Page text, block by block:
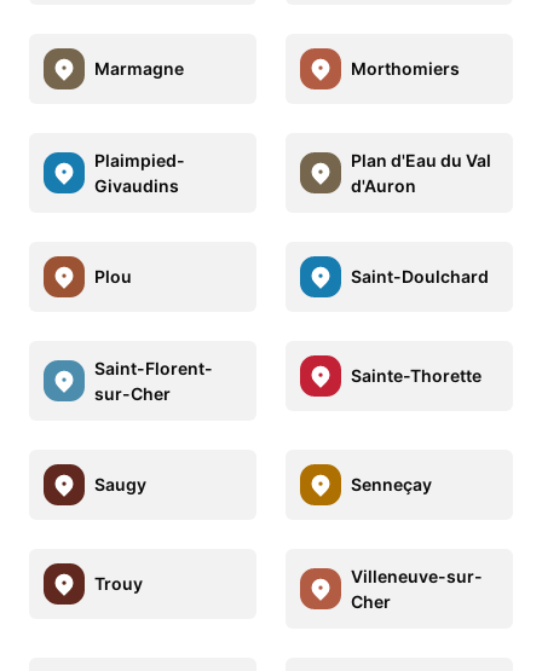
Marmagne Morthomiers
Plaimpied-
Givaudins
Plan d'Eau du Val
d'Auron
Plou Saint-Doulchard
Saint-Florent-
sur-Cher
Sainte-Thorette
Saugy Senneçay
Trouy
Villeneuve-sur-
Cher